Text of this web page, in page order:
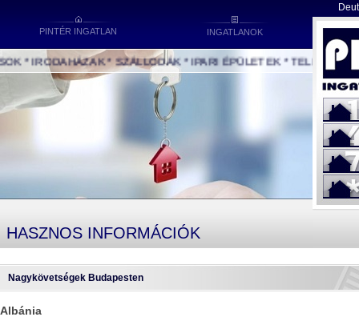
PINTÉR INGATLAN INGATLANOK
* SZÁLLODÁK * IPARI ÉPÜLETEK * TELKEK
HASZNOS INFORMÁCIÓK
A
kódját.
A "*"
gombra
keresést.
Ne
Nagykövetségek Budapesten
Albánia